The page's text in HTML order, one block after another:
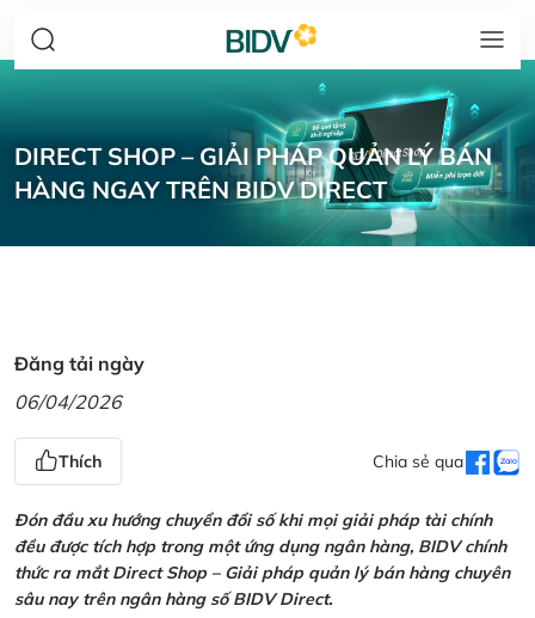
DIRECT SHOP – GIẢI PHÁP QUẢN LÝ BÁN
HÀNG NGAY TRÊN BIDV DIRECT
Đăng tải ngày
06/04/2026
Thích Chia sẻ qua
Đón đầu xu hướng chuyển đổi số khi mọi giải pháp tài chính
đều được tích hợp trong một ứng dụng ngân hàng, BIDV chính
thức ra mắt Direct Shop – Giải pháp quản lý bán hàng chuyên
sâu nay trên ngân hàng số BIDV Direct.